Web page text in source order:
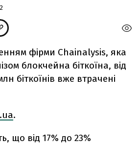
фірми Chainalysis, яка
блокчейна біткоїна, від
біткоїнів вже втрачені
.
що від 17% до 23%